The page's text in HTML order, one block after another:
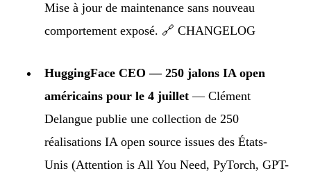
Mise à jour de maintenance sans nouveau
comportement exposé. 🔗 CHANGELOG
HuggingFace CEO — 250 jalons IA open
américains pour le 4 juillet — Clément
Delangue publie une collection de 250
réalisations IA open source issues des États-
Unis (Attention is All You Need, PyTorch, GPT-